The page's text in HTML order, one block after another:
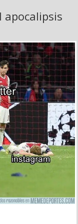
apocalipsis